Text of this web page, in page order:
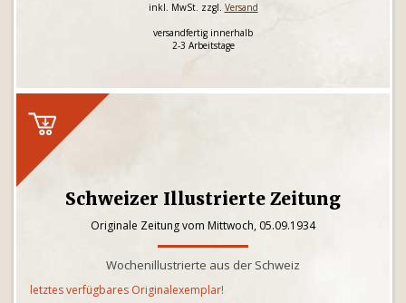
inkl. MwSt. zzgl. Versand
versandfertig innerhalb
2-3 Arbeitstage
Schweizer Illustrierte Zeitung
Originale Zeitung vom Mittwoch, 05.09.1934
Wochenillustrierte aus der Schweiz
letztes verfügbares Originalexemplar!